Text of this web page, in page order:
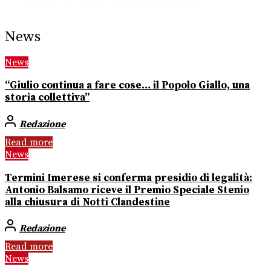
News
News
“Giulio continua a fare cose… il Popolo Giallo, una
storia collettiva”
Redazione
Read more
News
Termini Imerese si conferma presidio di legalità:
Antonio Balsamo riceve il Premio Speciale Stenio
alla chiusura di Notti Clandestine
Redazione
Read more
News